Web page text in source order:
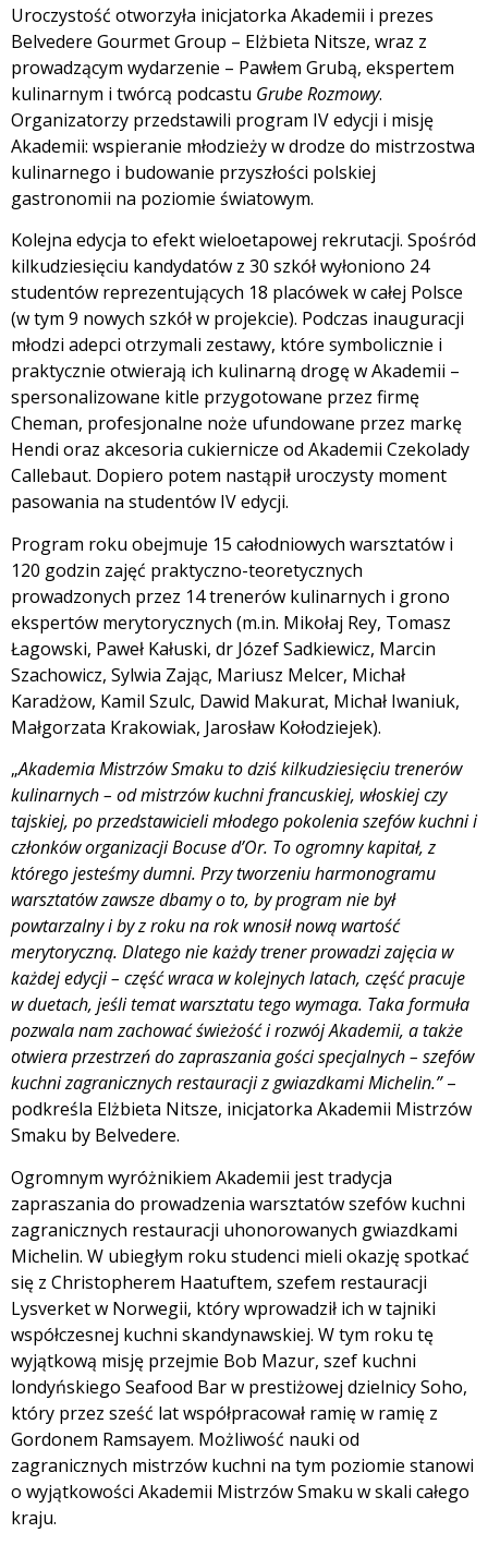
Uroczystość otworzyła inicjatorka Akademii i prezes
Belvedere Gourmet Group – Elżbieta Nitsze, wraz z
prowadzącym wydarzenie – Pawłem Grubą, ekspertem
kulinarnym i twórcą podcastu Grube Rozmowy.
Organizatorzy przedstawili program IV edycji i misję
Akademii: wspieranie młodzieży w drodze do mistrzostwa
kulinarnego i budowanie przyszłości polskiej
gastronomii na poziomie światowym.
Kolejna edycja to efekt wieloetapowej rekrutacji. Spośród
kilkudziesięciu kandydatów z 30 szkół wyłoniono 24
studentów reprezentujących 18 placówek w całej Polsce
(w tym 9 nowych szkół w projekcie). Podczas inauguracji
młodzi adepci otrzymali zestawy, które symbolicznie i
praktycznie otwierają ich kulinarną drogę w Akademii –
spersonalizowane kitle przygotowane przez firmę
Cheman, profesjonalne noże ufundowane przez markę
Hendi oraz akcesoria cukiernicze od Akademii Czekolady
Callebaut. Dopiero potem nastąpił uroczysty moment
pasowania na studentów IV edycji.
Program roku obejmuje 15 całodniowych warsztatów i
120 godzin zajęć praktyczno-teoretycznych
prowadzonych przez 14 trenerów kulinarnych i grono
ekspertów merytorycznych (m.in. Mikołaj Rey, Tomasz
Łagowski, Paweł Kałuski, dr Józef Sadkiewicz, Marcin
Szachowicz, Sylwia Zając, Mariusz Melcer, Michał
Karadżow, Kamil Szulc, Dawid Makurat, Michał Iwaniuk,
Małgorzata Krakowiak, Jarosław Kołodziejek).
„Akademia Mistrzów Smaku to dziś kilkudziesięciu trenerów
kulinarnych – od mistrzów kuchni francuskiej, włoskiej czy
tajskiej, po przedstawicieli młodego pokolenia szefów kuchni i
członków organizacji Bocuse d’Or. To ogromny kapitał, z
którego jesteśmy dumni. Przy tworzeniu harmonogramu
warsztatów zawsze dbamy o to, by program nie był
powtarzalny i by z roku na rok wnosił nową wartość
merytoryczną. Dlatego nie każdy trener prowadzi zajęcia w
każdej edycji – część wraca w kolejnych latach, część pracuje
w duetach, jeśli temat warsztatu tego wymaga. Taka formuła
pozwala nam zachować świeżość i rozwój Akademii, a także
otwiera przestrzeń do zapraszania gości specjalnych – szefów
kuchni zagranicznych restauracji z gwiazdkami Michelin.”–
podkreśla Elżbieta Nitsze, inicjatorka Akademii Mistrzów
Smaku by Belvedere.
Ogromnym wyróżnikiem Akademii jest tradycja
zapraszania do prowadzenia warsztatów szefów kuchni
zagranicznych restauracji uhonorowanych gwiazdkami
Michelin. W ubiegłym roku studenci mieli okazję spotkać
się z Christopherem Haatuftem, szefem restauracji
Lysverket w Norwegii, który wprowadził ich w tajniki
współczesnej kuchni skandynawskiej. W tym roku tę
wyjątkową misję przejmie Bob Mazur, szef kuchni
londyńskiego Seafood Bar w prestiżowej dzielnicy Soho,
który przez sześć lat współpracował ramię w ramię z
Gordonem Ramsayem. Możliwość nauki od
zagranicznych mistrzów kuchni na tym poziomie stanowi
o wyjątkowości Akademii Mistrzów Smaku w skali całego
kraju.